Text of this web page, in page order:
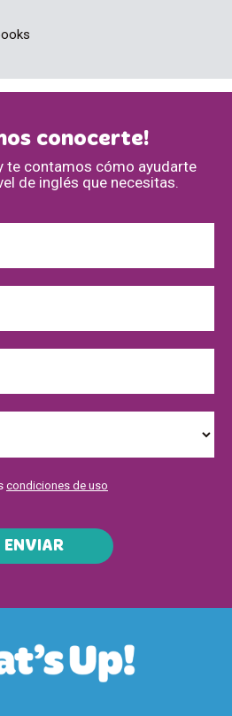
conocerte!
te contamos cómo ayudarte
de inglés que necesitas.
condiciones de uso
ENVIAR